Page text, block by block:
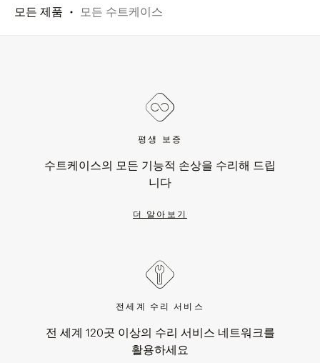
모든 제품 모든 수트케이스
평생 보증
수트케이스의 모든 기능적 손상을 수리해 드립
니다
더 알아보기
전세계 수리 서비스
전 세계 120곳 이상의 수리 서비스 네트워크를
활용하세요